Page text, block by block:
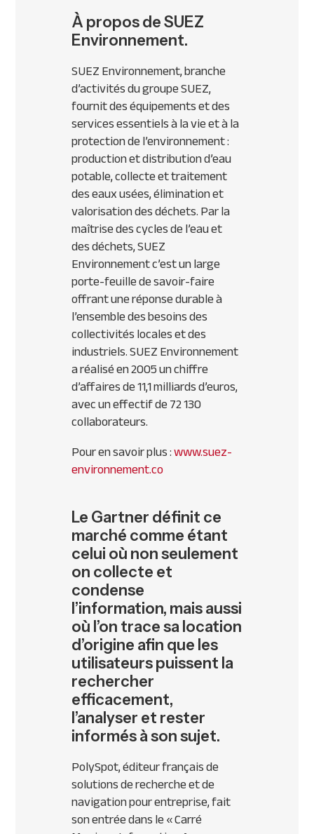
À propos de SUEZ
Environnement.
SUEZ Environnement, branche
d’activités du groupe SUEZ,
fournit des équipements et des
services essentiels à la vie et à la
protection de l’environnement :
production et distribution d’eau
potable, collecte et traitement
des eaux usées, élimination et
valorisation des déchets. Par la
maîtrise des cycles de l’eau et
des déchets, SUEZ
Environnement c’est un large
porte-feuille de savoir-faire
offrant une réponse durable à
l’ensemble des besoins des
collectivités locales et des
industriels. SUEZ Environnement
a réalisé en 2005 un chiffre
d’affaires de 11,1 milliards d’euros,
avec un effectif de 72 130
collaborateurs.
Pour en savoir plus :www.suez-
environnement.co
Le Gartner définit ce
marché comme étant
celui où non seulement
on collecte et
condense
l’information, mais aussi
où l’on trace sa location
d’origine afin que les
utilisateurs puissent la
rechercher
efficacement,
l’analyser et rester
informés à son sujet.
PolySpot, éditeur français de
solutions de recherche et de
navigation pour entreprise, fait
son entrée dans le « Carré